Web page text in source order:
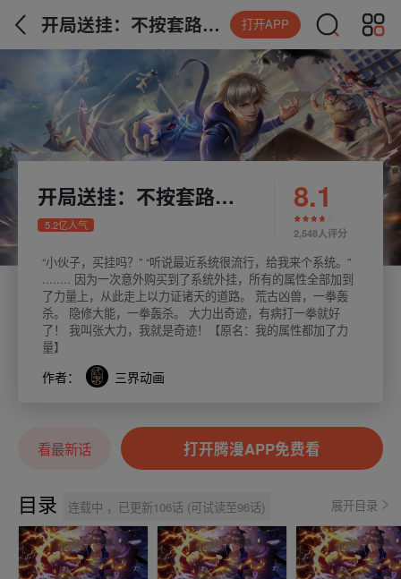
开局送挂：不按套路修仙 打开APP
开局送挂：不按套路修仙
5.2亿人气
8.1
2,548人评分
“小伙子，买挂吗？” “听说最近系统很流行，给我来个系统。”
........ 因为一次意外购买到了系统外挂，所有的属性全部加到
了力量上，从此走上以力证诸天的道路。 荒古凶兽，一拳轰
杀。 隐修大能，一拳轰杀。 大力出奇迹，有病打一拳就好
了！ 我叫张大力，我就是奇迹！【原名：我的属性都加了力
量】
作者： 三界动画
看最新话 打开腾漫APP免费看
目录 连载中 ，已更新106话 (可试读至96话) 展开目录